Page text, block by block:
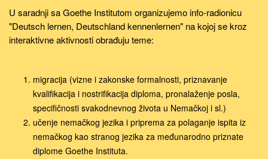
U saradnji sa Goethe Institutom organizujemo info-radionicu
"Deutsch lernen, Deutschland kennenlernen" na kojoj se kroz
interaktivne aktivnosti obrađuju teme:
migracija (vizne i zakonske formalnosti, priznavanje
kvalifikacija i nostrifikacija diploma, pronalaženje posla,
specifičnosti svakodnevnog života u Nemačkoj i sl.)
učenje nemačkog jezika i priprema za polaganje ispita iz
nemačkog kao stranog jezika za međunarodno priznate
diplome Goethe Instituta.